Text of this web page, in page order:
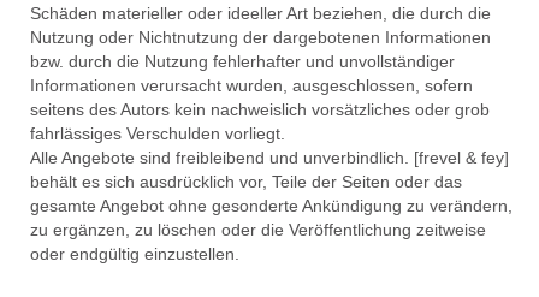
Schäden materieller oder ideeller Art beziehen, die durch die
Nutzung oder Nichtnutzung der dargebotenen Informationen
bzw. durch die Nutzung fehlerhafter und unvollständiger
Informationen verursacht wurden, ausgeschlossen, sofern
seitens des Autors kein nachweislich vorsätzliches oder grob
fahrlässiges Verschulden vorliegt.
Alle Angebote sind freibleibend und unverbindlich. [frevel & fey]
behält es sich ausdrücklich vor, Teile der Seiten oder das
gesamte Angebot ohne gesonderte Ankündigung zu verändern,
zu ergänzen, zu löschen oder die Veröffentlichung zeitweise
oder endgültig einzustellen.